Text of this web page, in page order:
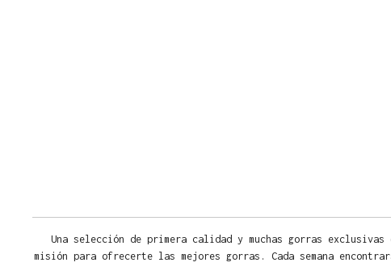
Una selección de primera calidad y muchas gorras
misión para ofrecerte las mejores gorras. Cada semana